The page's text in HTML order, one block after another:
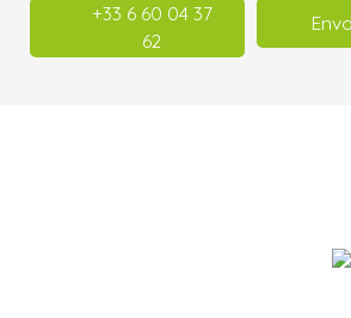
+33 6 60 04 37
62